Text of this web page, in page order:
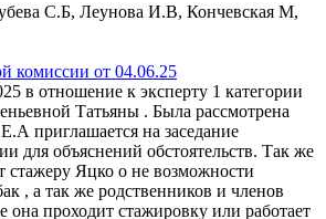
С.Б, Леунова И.В, Кончевская М,
комиссии от 04.06.25
в отношение к эксперту 1 категории
Татьяны . Была рассмотрена
приглашается на заседание
для объяснений обстоятельств. Так же
стажеру Яцко о не возможности
, а так же родственников и членов
она проходит стажировку или работает